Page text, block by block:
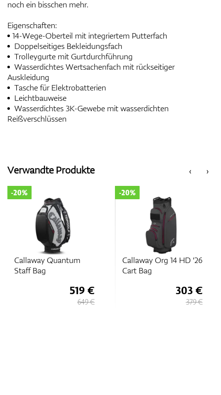
noch ein bisschen mehr.
Eigenschaften:
14-Wege-Oberteil mit integriertem Putterfach
Doppelseitiges Bekleidungsfach
Trolleygurte mit Gurtdurchführung
Wasserdichtes Wertsachenfach mit rückseitiger
Auskleidung
Tasche für Elektrobatterien
Leichtbauweise
Wasserdichtes 3K-Gewebe mit wasserdichten
Reißverschlüssen
‹
Verwandte Produkte ›
Callaway Quantum
Staff Bag
-20%
519 €
649 €
Callaway Org 14 HD '26
Cart Bag
-20%
303 €
379 €